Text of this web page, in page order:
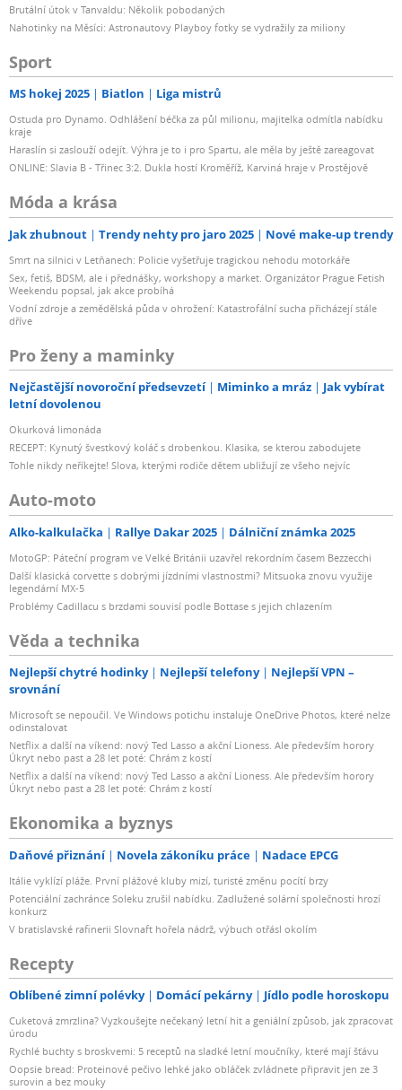
Brutální útok v Tanvaldu: Několik pobodaných
Nahotinky na Měsíci: Astronautovy Playboy fotky se vydražily za miliony
Sport
MS hokej 2025 Biatlon Liga mistrů
Ostuda pro Dynamo. Odhlášení béčka za půl milionu, majitelka odmítla nabídku
kraje
Haraslín si zaslouží odejít. Výhra je to i pro Spartu, ale měla by ještě zareagovat
ONLINE: Slavia B - Třinec 3:2. Dukla hostí Kroměříž, Karviná hraje v Prostějově
Móda a krása
Jak zhubnout Trendy nehty pro jaro 2025 Nové make-up trendy
Smrt na silnici v Letňanech: Policie vyšetřuje tragickou nehodu motorkáře
Sex, fetiš, BDSM, ale i přednášky, workshopy a market. Organizátor Prague Fetish
Weekendu popsal, jak akce probíhá
Vodní zdroje a zemědělská půda v ohrožení: Katastrofální sucha přicházejí stále
dříve
Pro ženy a maminky
Nejčastější novoroční předsevzetí Miminko a mráz
Jak vybírat
letní dovolenou
Okurková limonáda
RECEPT: Kynutý švestkový koláč s drobenkou. Klasika, se kterou zabodujete
Tohle nikdy neříkejte! Slova, kterými rodiče dětem ubližují ze všeho nejvíc
Auto-moto
Alko-kalkulačka Rallye Dakar 2025 Dálniční známka 2025
MotoGP: Páteční program ve Velké Británii uzavřel rekordním časem Bezzecchi
Další klasická corvette s dobrými jízdními vlastnostmi? Mitsuoka znovu využije
legendární MX-5
Problémy Cadillacu s brzdami souvisí podle Bottase s jejich chlazením
Věda a technika
Nejlepší chytré hodinky Nejlepší telefony
Nejlepší VPN –
srovnání
Microsoft se nepoučil. Ve Windows potichu instaluje OneDrive Photos, které nelze
odinstalovat
Netflix a další na víkend: nový Ted Lasso a akční Lioness. Ale především horory
Úkryt nebo past a 28 let poté: Chrám z kostí
Netflix a další na víkend: nový Ted Lasso a akční Lioness. Ale především horory
Úkryt nebo past a 28 let poté: Chrám z kostí
Ekonomika a byznys
Daňové přiznání Novela zákoníku práce Nadace EPCG
Itálie vyklízí pláže. První plážové kluby mizí, turisté změnu pocítí brzy
Potenciální zachránce Soleku zrušil nabídku. Zadlužené solární společnosti hrozí
konkurz
V bratislavské rafinerii Slovnaft hořela nádrž, výbuch otřásl okolím
Recepty
Oblíbené zimní polévky Domácí pekárny Jídlo podle horoskopu
Cuketová zmrzlina? Vyzkoušejte nečekaný letní hit a geniální způsob, jak zpracovat
úrodu
Rychlé buchty s broskvemi: 5 receptů na sladké letní moučníky, které mají šťávu
Oopsie bread: Proteinové pečivo lehké jako obláček zvládnete připravit jen ze 3
surovin a bez mouky